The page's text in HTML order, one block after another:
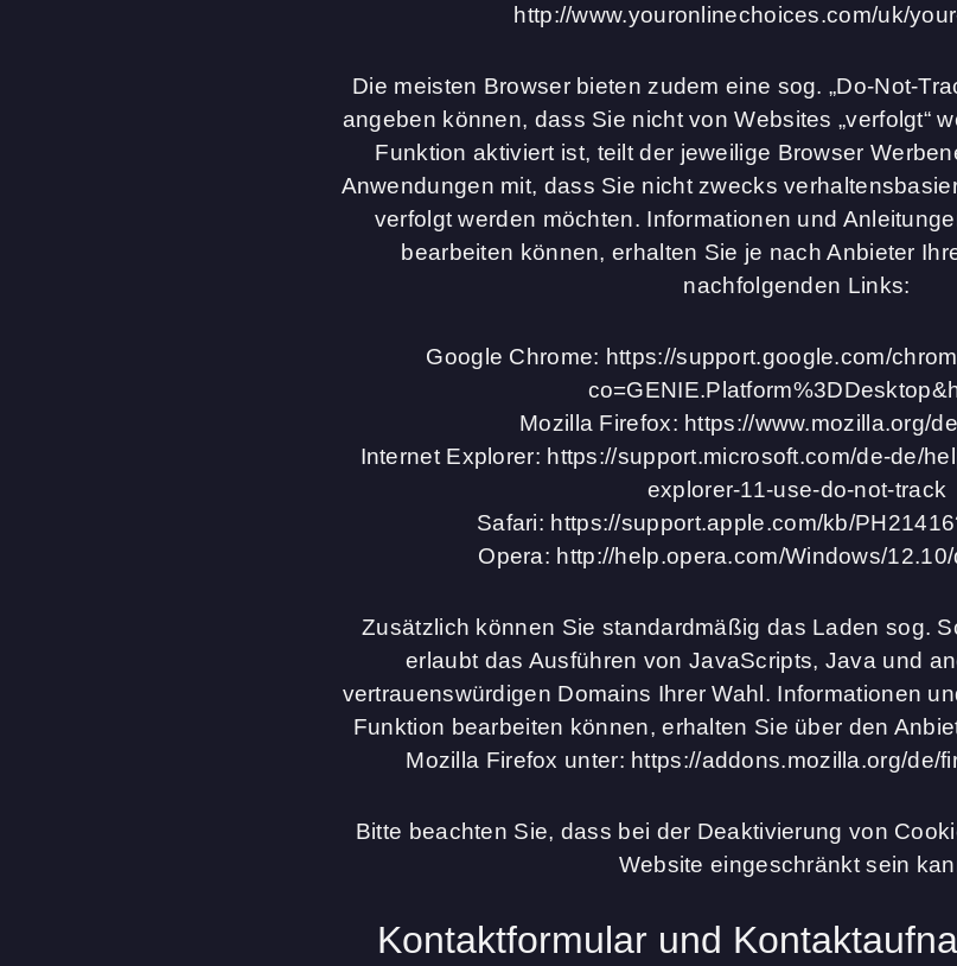
http://www.youronlinechoices.com/uk/
Die meisten Browser bieten zudem eine sog. „Do-Not-
angeben können, dass Sie nicht von Websites „verfolgt“
Funktion aktiviert ist, teilt der jeweilige Browser
Anwendungen mit, dass Sie nicht zwecks
verfolgt werden möchten. Informationen und
bearbeiten können, erhalten Sie je nach Anbieter
nachfolgenden Links:
Google Chrome: https://support.google.com/
Mozilla Firefox: https://www.mozilla.org/
Internet Explorer: https://support.microsoft.com/de-de/
explorer-11-use-do-not-track
Safari: https://support.apple.com/kb/
Opera: http://help.opera.com/Windows/
Zusätzlich können Sie standardmäßig das Laden sog.
erlaubt das Ausführen von JavaScripts, Java und
vertrauenswürdigen Domains Ihrer Wahl. Informationen
Funktion bearbeiten können, erhalten Sie über den
Mozilla Firefox unter: https://addons.mozilla.org/de/
Bitte beachten Sie, dass bei der Deaktivierung von
Website eingeschränkt sein
Kontaktformular und